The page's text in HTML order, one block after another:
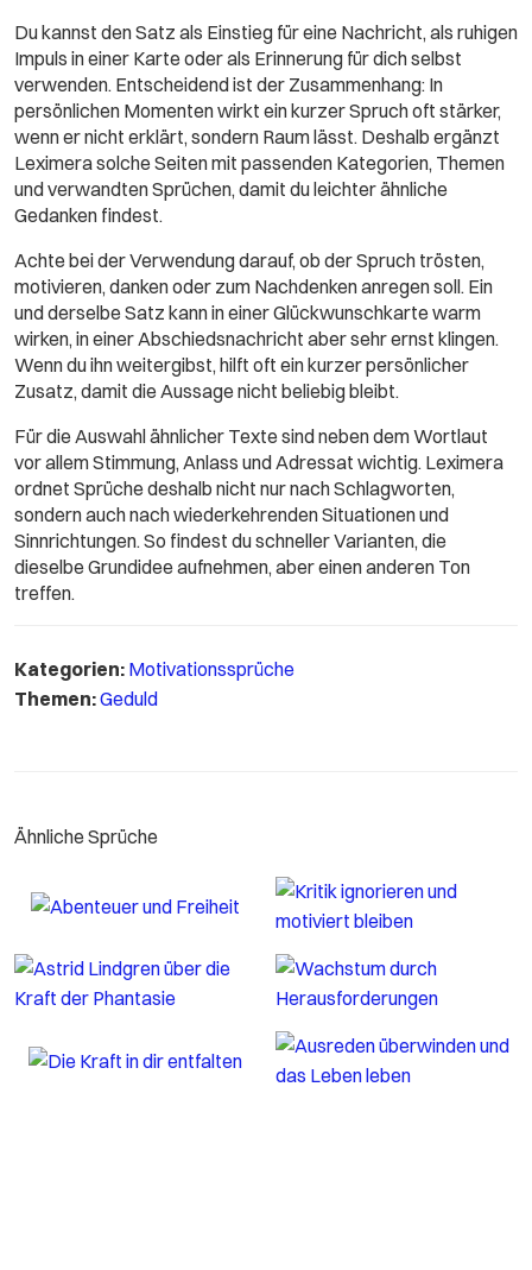
Du kannst den Satz als Einstieg für eine Nachricht, als ruhigen
Impuls in einer Karte oder als Erinnerung für dich selbst
verwenden. Entscheidend ist der Zusammenhang: In
persönlichen Momenten wirkt ein kurzer Spruch oft stärker,
wenn er nicht erklärt, sondern Raum lässt. Deshalb ergänzt
Leximera solche Seiten mit passenden Kategorien, Themen
und verwandten Sprüchen, damit du leichter ähnliche
Gedanken findest.
Achte bei der Verwendung darauf, ob der Spruch trösten,
motivieren, danken oder zum Nachdenken anregen soll. Ein
und derselbe Satz kann in einer Glückwunschkarte warm
wirken, in einer Abschiedsnachricht aber sehr ernst klingen.
Wenn du ihn weitergibst, hilft oft ein kurzer persönlicher
Zusatz, damit die Aussage nicht beliebig bleibt.
Für die Auswahl ähnlicher Texte sind neben dem Wortlaut
vor allem Stimmung, Anlass und Adressat wichtig. Leximera
ordnet Sprüche deshalb nicht nur nach Schlagworten,
sondern auch nach wiederkehrenden Situationen und
Sinnrichtungen. So findest du schneller Varianten, die
dieselbe Grundidee aufnehmen, aber einen anderen Ton
treffen.
Kategorien: Motivationssprüche
Themen:Geduld
Ähnliche Sprüche